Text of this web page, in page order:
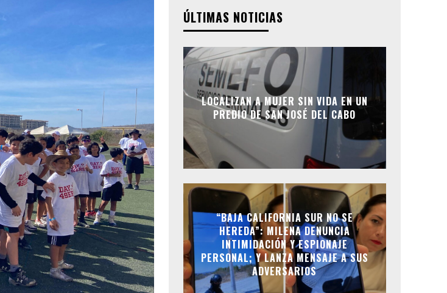
ÚLTIMAS NOTICIAS
LOCALIZAN A MUJER SIN VIDA EN UN
PREDIO DE SAN JOSÉ DEL CABO
“BAJA CALIFORNIA SUR NO SE
HEREDA”: MILENA DENUNCIA
INTIMIDACIÓN Y ESPIONAJE
PERSONAL; Y LANZA MENSAJE A SUS
ADVERSARIOS